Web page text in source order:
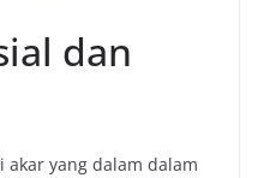
dan
yang dalam dalam